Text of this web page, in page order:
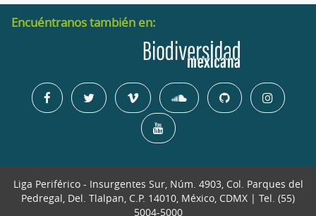
Encuéntranos también en:
Liga Periférico - Insurgentes Sur, Núm. 4903, Col. Parques del
Pedregal, Del. Tlalpan, C.P. 14010, México, CDMX | Tel. (55)
5004-5000